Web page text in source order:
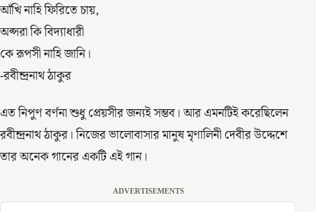
আঁখি নাহি ফিরিতে চায়,
অপ্সরা কি বিদ্যাধারী
কে রূপসী নাহি জানি।
-রবীন্দ্রনাথ ঠাকুর
এত নিপুণ বর্ণনা শুধু প্রেয়সীর জন্যই সম্ভব। আর এমনটিই করেছিলেন
রবীন্দ্রনাথ ঠাকুর। নিজের ভালোবাসার মানুষ মৃণালিনী দেবীর উদ্দেশে
তার অনেক গানের একটি এই গান।
ADVERTISEMENTS